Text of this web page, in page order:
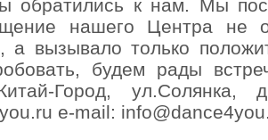
обратились к нам. Мы
нашего Центра не
а вызывало только
будем рады
Город,
e-mail: